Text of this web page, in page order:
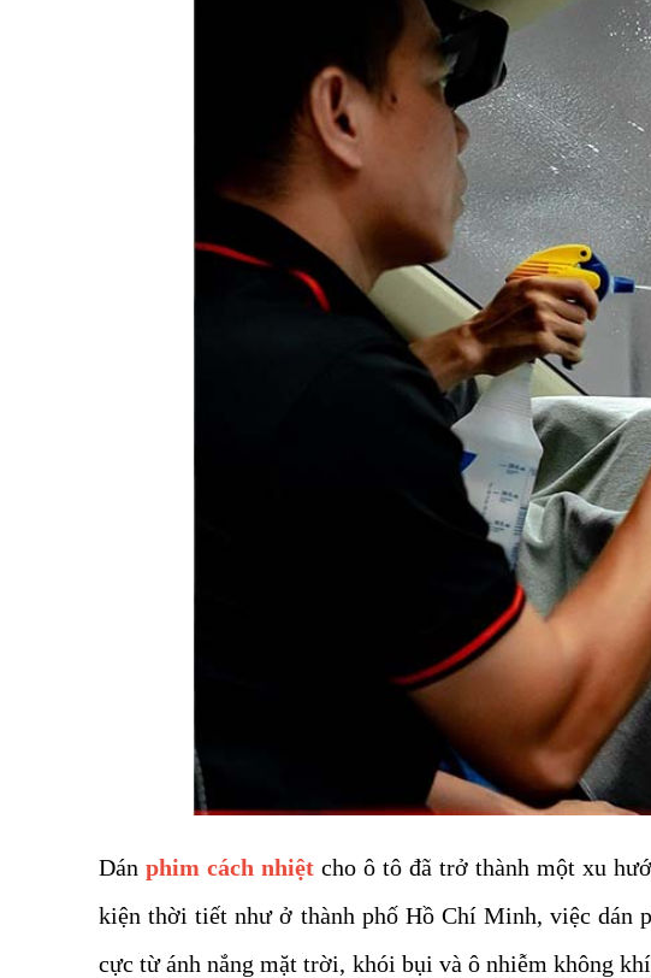
Dánphim cách nhiệtcho ô tô đã trở thành một xu
kiện thời tiết như ở thành phố Hồ Chí Minh, việc dán
cực từ ánh nắng mặt trời, khói bụi và ô nhiễm không